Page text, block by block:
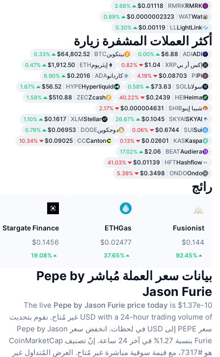
RMRK
RMRK
$0.01118
3.66%
Wat
WAT
$0.0000002323
0.89%
LightLink
LL
$0.00119
0.30%
أكثر العملات المشفرة زيارة
ADI
ADI
$6.88
0.00% بيتكوينBTC
$64,802.52
0.33%
إكس أر بيXRP
$1.04
0.82% إيثريومETH
$1,912.50
0.47%
Pi
PI
$0.08703
4.19% كاردانوADA
$0.2016
6.90%
سولاناSOL
$73.63
0.58%
Hyperliquid
HYPE
$56.52
1.67%
Heima
HEI
$0.2439
40.22%
Zcash
ZEC
$510.88
1.58%
شيبا إينوSHIB
$0.000004631
2.17%
SKYAI
SKYAI
$0.1045
26.67%
Stellar
XLM
$0.1617
1.10%
Sui
SUI
$0.6744
0.06% دوجكوينDOGE
$0.06953
0.79%
Kaspa
KAS
$0.02601
0.13%
Canton
CC
$0.09025
10.34%
Audiera
BEAT
$2.06
17.02%
Hashflow
HFT
$0.01139
41.03%
Ondo
ONDO
$0.3498
5.39%
رائج
Fusionist
$0.144
92.45%
ETHGas
$0.02477
37.65%
Stargate Finance
$0.1456
19.08%
بيانات سعر العملة مُباشر Pepe by
Jason Furie
The live Pepe by Jason Furie price today is $1.37e-10
USD with a 24-hour trading volume of غير مُتاح.
نقوم بتحديث
سعر PEPE إلى USD في لحظات.
انخفض سعر Pepe by Jason
Furie بنسبة 1.27% في آخر 24 ساعة.
إنّ تصنيف CoinMarketCap
هو #7317، مع قيمة سوقية مباشرة غير مُتاح.
العرض المُتداول غير